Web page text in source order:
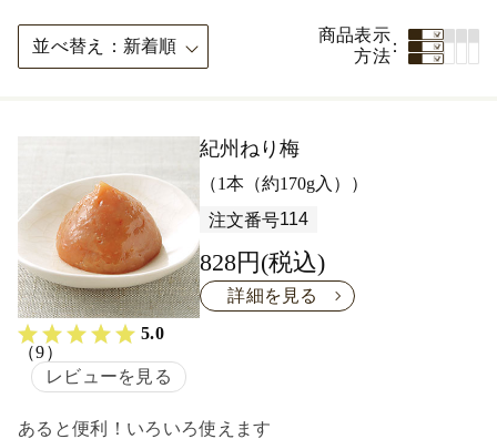
並べ替え 新着順
商品表示
方法
5.0
（9）
レビューを見る
紀州ねり梅
（1本（約170g入））
注文番号114
828円(税込)
詳細を見る
あると便利！いろいろ使えます